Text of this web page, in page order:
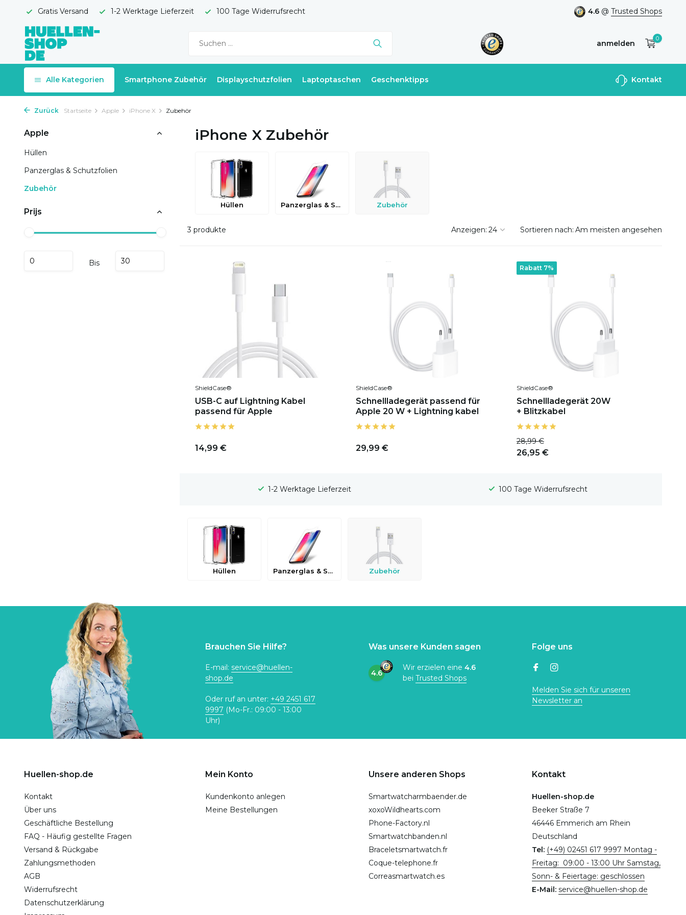
Gratis Versand 1-2 Werktage Lieferzeit 100 Tage Widerrufsrecht 4.6 @ Trusted Shops
anmelden
Benutzerkonto
0
Alle Kategorien Smartphone Zubehör Displayschutzfolien Laptoptaschen Geschenktipps Kontakt
Zurück Startseite Apple iPhone X Zubehör
Apple
Hüllen
Panzerglas & Schutzfolien
Zubehör
Prijs
Bis
iPhone X Zubehör
Hüllen Panzerglas & Schutzfolien Zubehör
3 produkte Anzeigen: Sortieren nach:
ShieldCase®
USB-C auf Lightning Kabel
passend für Apple
14,99 €
ShieldCase®
Schnellladegerät passend für
Apple 20 W + Lightning kabel
29,99 €
Rabatt 7%
ShieldCase®
Schnellladegerät 20W
+ Blitzkabel
28,99 €
26,95 €
1-2 Werktage Lieferzeit 100 Tage Widerrufsrecht
Hüllen Panzerglas & Schutzfolien Zubehör
Brauchen Sie Hilfe?
E-mail: service@huellen-
shop.de
Oder ruf an unter: +49 2451 617
9997 (Mo-Fr.: 09:00 - 13:00
Uhr)
Was unsere Kunden sagen
4.6
Wir erzielen eine 4.6
bei Trusted Shops
Folge uns
Melden Sie sich für unseren
Newsletter an
Huellen-shop.de
Kontakt
Über uns
Geschäftliche Bestellung
FAQ - Häufig gestellte Fragen
Versand & Rückgabe
Zahlungsmethoden
AGB
Widerrufsrecht
Datenschutzerklärung
Mein Konto
Kundenkonto anlegen
Meine Bestellungen
Unsere anderen Shops
Smartwatcharmbaender.de
xoxoWildhearts.com
Phone-Factory.nl
Smartwatchbanden.nl
Braceletsmartwatch.fr
Coque-telephone.fr
Correasmartwatch.es
Kontakt
Huellen-shop.de
Beeker Straße 7
46446 Emmerich am Rhein
Deutschland
Tel: (+49) 02451 617 9997 Montag -
Freitag: 09:00 - 13:00 Uhr Samstag,
Sonn- & Feiertage: geschlossen
E-Mail: service@huellen-shop.de